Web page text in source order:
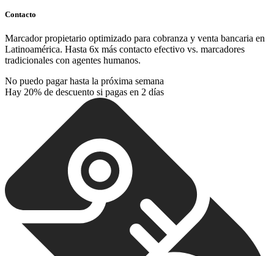
Contacto
Marcador propietario optimizado para cobranza y venta bancaria en
Latinoamérica. Hasta 6x más contacto efectivo vs. marcadores
tradicionales con agentes humanos.
No puedo pagar hasta la próxima semana
Hay 20% de descuento si pagas en 2 días